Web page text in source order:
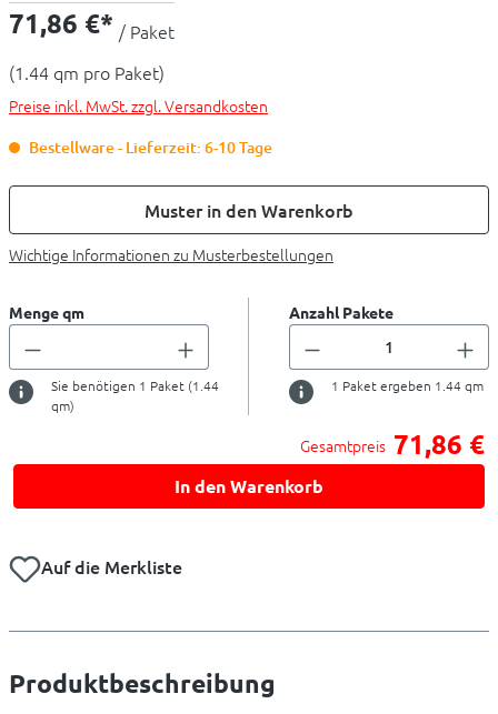
71,86 €* / Paket
(1.44 qm pro Paket)
Preise inkl. MwSt. zzgl. Versandkosten
Bestellware - Lieferzeit: 6-10 Tage
Muster in den Warenkorb
Wichtige Informationen zu Musterbestellungen
Menge qm
Sie benötigen 1 Paket (1.44
qm)
Anzahl Pakete
1 Paket ergeben 1.44qm
Gesamtpreis 71,86 €
In den Warenkorb
Auf die Merkliste
Produktbeschreibung